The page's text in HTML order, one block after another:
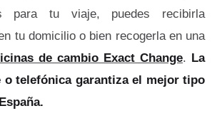
para tu viaje, puedes recibirla
tu domicilio o bien recogerla en una
de cambio Exact Change. La
o telefónica garantiza el mejor tipo